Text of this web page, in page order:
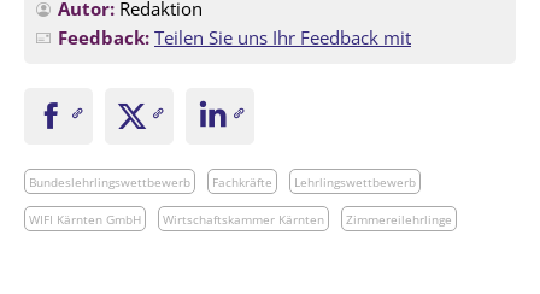
Autor: Redaktion
Feedback: Teilen Sie uns Ihr Feedback mit
Bundeslehrlingswettbewerb Fachkräfte Lehrlingswettbewerb
WIFI Kärnten GmbH Wirtschaftskammer Kärnten Zimmereilehrlinge